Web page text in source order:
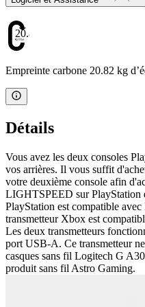
20.82
Empreinte carbone 20.82 kg
Détails
Vous avez les deux consoles
vos arrières. Il vous suffit
votre deuxième console afin
LIGHTSPEED sur PlayStation
PlayStation est compatible
transmetteur Xbox est
Les deux transmetteurs
port USB-A. Ce transmetteur
casques sans fil Logitech G
produit sans fil Astro Gaming.